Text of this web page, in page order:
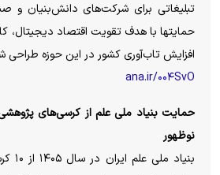
تبلیغاتی برای شرکت‌های دانش‌بنیان و
حمایتها با هدف تقویت اقتصاد دیجیتال،
افزایش تاب‌آوری کشور در این حوزه
ana.ir/۰۰۴SvO
حمایت بنیاد ملی علم از کرسی‌های
نوظهور